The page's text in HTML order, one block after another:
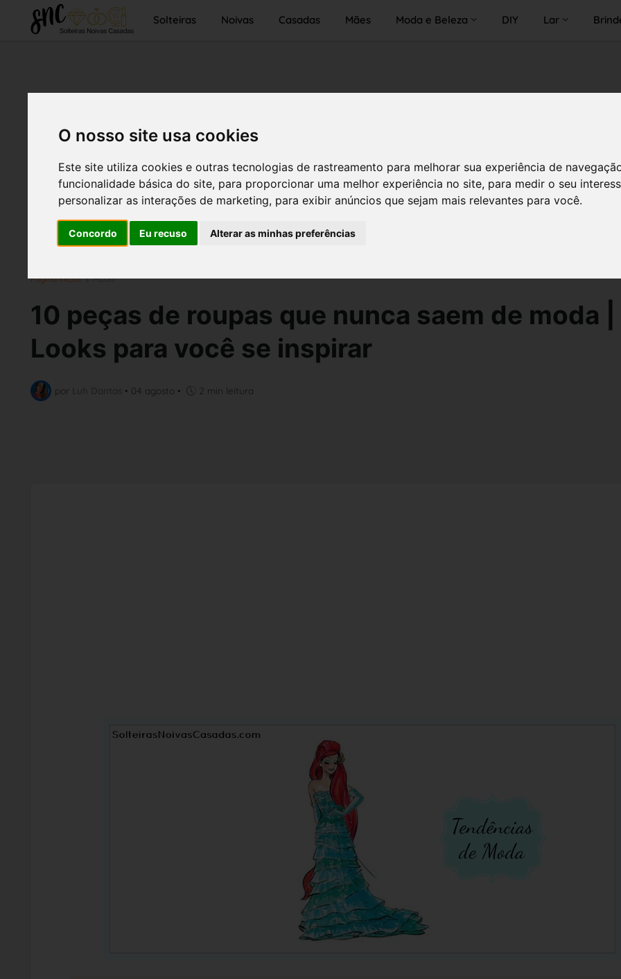
O nosso site usa cookies
Este site utiliza cookies e outras tecnologias de rastreamento para melhorar sua experiência de
funcionalidade básica do site, para proporcionar uma melhor experiência no site, para medir o seu
personalizar as interações de marketing, para exibir anúncios que sejam mais relevantes para você.
Concordo Eu recuso Alterar as minhas preferências
Solteiras Noivas Casadas Mães Moda e Beleza DIY Lar
Página inicial Moda
10 peças de roupas que nunca saem de moda |
Looks para você se inspirar
por • 04 agosto • 2 min leitura